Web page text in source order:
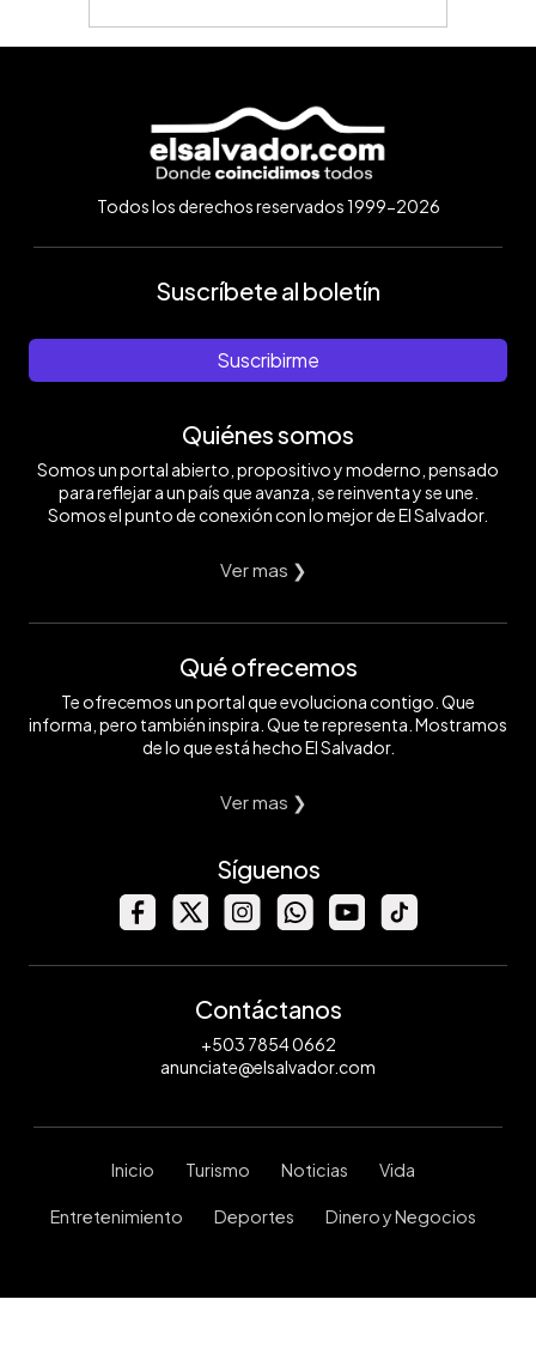
Todos los derechos reservados 1999-2026
Suscríbete al boletín
Suscribirme
Quiénes somos
Somos un portal abierto, propositivo y moderno, pensado
para reflejar a un país que avanza, se reinventa y se une.
Somos el punto de conexión con lo mejor de El Salvador.
Ver mas ❯
Qué ofrecemos
Te ofrecemos un portal que evoluciona contigo. Que
informa, pero también inspira. Que te representa. Mostramos
de lo que está hecho El Salvador.
Ver mas ❯
Síguenos
Contáctanos
+503 7854 0662
anunciate@elsalvador.com
Inicio Turismo Noticias Vida
Entretenimiento Deportes Dinero y Negocios